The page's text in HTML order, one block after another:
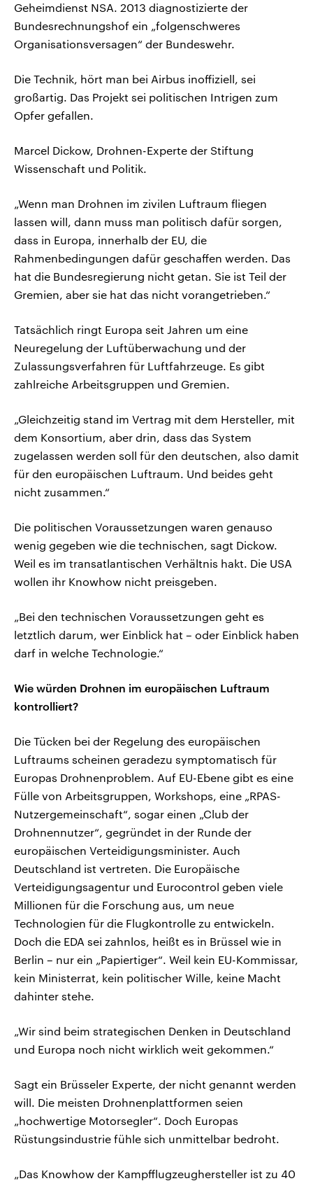
Geheimdienst NSA. 2013 diagnostizierte der
Bundesrechnungshof ein „folgenschweres
Organisationsversagen“ der Bundeswehr.
Die Technik, hört man bei Airbus inoffiziell, sei
großartig. Das Projekt sei politischen Intrigen zum
Opfer gefallen.
Marcel Dickow, Drohnen-Experte der Stiftung
Wissenschaft und Politik.
„Wenn man Drohnen im zivilen Luftraum fliegen
lassen will, dann muss man politisch dafür sorgen,
dass in Europa, innerhalb der EU, die
Rahmenbedingungen dafür geschaffen werden. Das
hat die Bundesregierung nicht getan. Sie ist Teil der
Gremien, aber sie hat das nicht vorangetrieben.“
Tatsächlich ringt Europa seit Jahren um eine
Neuregelung der Luftüberwachung und der
Zulassungsverfahren für Luftfahrzeuge. Es gibt
zahlreiche Arbeitsgruppen und Gremien.
„Gleichzeitig stand im Vertrag mit dem Hersteller, mit
dem Konsortium, aber drin, dass das System
zugelassen werden soll für den deutschen, also damit
für den europäischen Luftraum. Und beides geht
nicht zusammen.“
Die politischen Voraussetzungen waren genauso
wenig gegeben wie die technischen, sagt Dickow.
Weil es im transatlantischen Verhältnis hakt. Die USA
wollen ihr Knowhow nicht preisgeben.
„Bei den technischen Voraussetzungen geht es
letztlich darum, wer Einblick hat – oder Einblick haben
darf in welche Technologie.“
Wie würden Drohnen im europäischen Luftraum
kontrolliert?
Die Tücken bei der Regelung des europäischen
Luftraums scheinen geradezu symptomatisch für
Europas Drohnenproblem. Auf EU-Ebene gibt es eine
Fülle von Arbeitsgruppen, Workshops, eine „RPAS-
Nutzergemeinschaft“, sogar einen „Club der
Drohnennutzer“, gegründet in der Runde der
europäischen Verteidigungsminister. Auch
Deutschland ist vertreten. Die Europäische
Verteidigungsagentur und Eurocontrol geben viele
Millionen für die Forschung aus, um neue
Technologien für die Flugkontrolle zu entwickeln.
Doch die EDA sei zahnlos, heißt es in Brüssel wie in
Berlin – nur ein „Papiertiger“. Weil kein EU-Kommissar,
kein Ministerrat, kein politischer Wille, keine Macht
dahinter stehe.
„Wir sind beim strategischen Denken in Deutschland
und Europa noch nicht wirklich weit gekommen.“
Sagt ein Brüsseler Experte, der nicht genannt werden
will. Die meisten Drohnenplattformen seien
„hochwertige Motorsegler“. Doch Europas
Rüstungsindustrie fühle sich unmittelbar bedroht.
„Das Knowhow der Kampfflugzeughersteller ist zu 40